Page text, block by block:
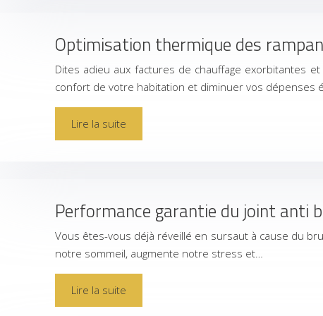
Optimisation thermique des
Dites adieu aux factures de chauffage exorbitantes
confort de votre habitation et diminuer vos dépenses
Lire la suite
Performance garantie du joint anti
Vous êtes-vous déjà réveillé en sursaut à cause du
notre sommeil, augmente notre stress et…
Lire la suite